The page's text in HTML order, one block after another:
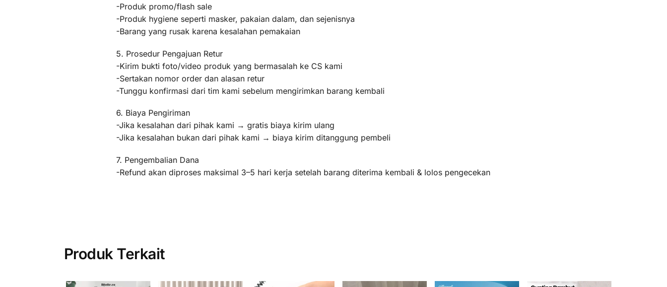
-Produk promo/flash sale
-Produk hygiene seperti masker, pakaian dalam, dan sejenisnya
-Barang yang rusak karena kesalahan pemakaian
5. Prosedur Pengajuan Retur
-Kirim bukti foto/video produk yang bermasalah ke CS kami
-Sertakan nomor order dan alasan retur
-Tunggu konfirmasi dari tim kami sebelum mengirimkan barang kembali
6. Biaya Pengiriman
-Jika kesalahan dari pihak kami → gratis biaya kirim ulang
-Jika kesalahan bukan dari pihak kami → biaya kirim ditanggung pembeli
7. Pengembalian Dana
-Refund akan diproses maksimal 3–5 hari kerja setelah barang diterima kembali & lolos pengecekan
Produk Terkait